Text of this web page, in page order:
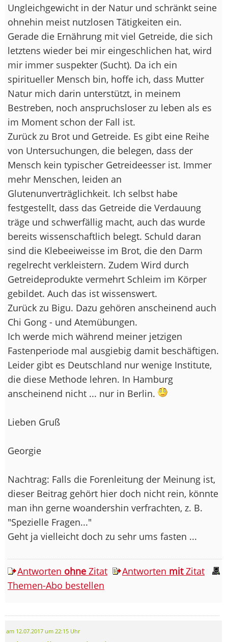
Ungleichgewicht in der Natur und schränkt seine
ohnehin meist nutzlosen Tätigkeiten ein.
Gerade die Ernährung mit viel Getreide, die sich
letztens wieder bei mir eingeschlichen hat, wird
mir immer suspekter (Sucht). Da ich ein
spiritueller Mensch bin, hoffe ich, dass Mutter
Natur mich darin unterstützt, in meinem
Bestreben, noch anspruchsloser zu leben als es
im Moment schon der Fall ist.
Zurück zu Brot und Getreide. Es gibt eine Reihe
von Untersuchungen, die belegen, dass der
Mensch kein typischer Getreideesser ist. Immer
mehr Menschen, leiden an
Glutenunverträglichkeit. Ich selbst habe
festgestellt, dass das Getreide die Verdauung
träge und schwerfällig macht, auch das wurde
bereits wissenschaftlich belegt. Schuld daran
sind die Klebeeiweisse im Brot, die den Darm
regelrecht verkleistern. Zudem Wird durch
Getreideprodukte vermehrt Schleim im Körper
gebildet. Auch das ist wissenswert.
Zurück zu Bigu. Dazu gehören anscheinend auch
Chi Gong - und Atemübungen.
Ich werde mich während meiner jetzigen
Fastenperiode mal ausgiebig damit beschäftigen.
Leider gibt es Deutschland nur wenige Institute,
die diese Methode lehren. In Hamburg
anscheinend nicht ... nur in Berlin.
Lieben Gruß
Georgie
Nachtrag: Falls die Forenleitung der Meinung ist,
dieser Beitrag gehört hier doch nicht rein, könnte
man ihn gerne woandershin verfrachten, z. B.
"Spezielle Fragen..."
Geht ja vielleicht doch zu sehr ums fasten ...
Antworten ohne Zitat Antworten mitZitat
Themen-Abo bestellen
am 12.07.2017 um 22:15 Uhr